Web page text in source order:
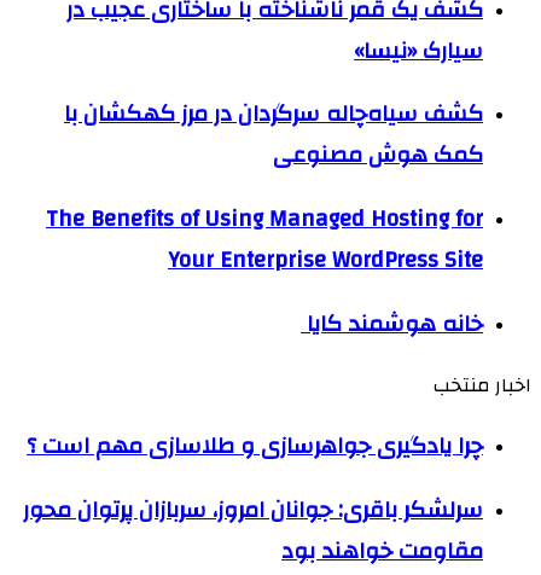
کشف یک قمر ناشناخته با ساختاری عجیب در
سیارک «نیسا»
کشف سیاه‌چاله سرگردان در مرز کهکشان با
کمک هوش مصنوعی
The Benefits of Using Managed Hosting for
Your Enterprise WordPress Site
خانه هوشمند کایا
اخبار منتخب
چرا یادگیری جواهرسازی و طلاسازی مهم است ؟
سرلشکر باقری: جوانان امروز، سربازان پرتوان محور
مقاومت خواهند بود